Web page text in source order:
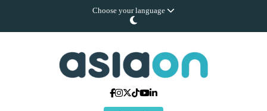
Choose your language